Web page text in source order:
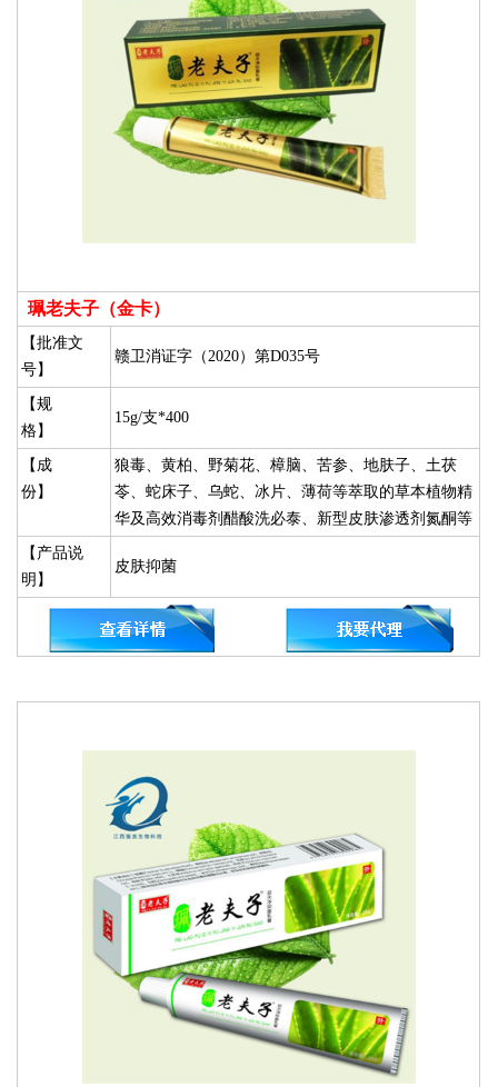
珮老夫子（金卡）
【批准文
号】
赣卫消证字（2020）第D035号
【规
格】
15g/支*400
【成
份】
狼毒、黄柏、野菊花、樟脑、苦参、地肤子、土茯
苓、蛇床子、乌蛇、冰片、薄荷等萃取的草本植物精
华及高效消毒剂醋酸洗必泰、新型皮肤渗透剂氮酮等
【产品说
明】
皮肤抑菌